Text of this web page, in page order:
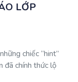
LỚP
chiếc “hint”
đã chính thức lộ